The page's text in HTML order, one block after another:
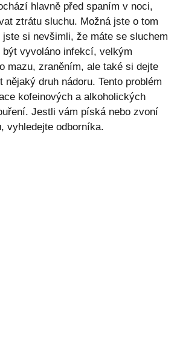
hlavně před spaním v noci,
ztrátu sluchu. Možná jste o tom
jste si nevšimli, že máte se sluchem
být vyvoláno infekcí, velkým
mazu, zraněním, ale také si dejte
nějaký druh nádoru. Tento problém
kofeinových a alkoholických
Jestli vám píská nebo zvoní
vyhledejte odborníka.